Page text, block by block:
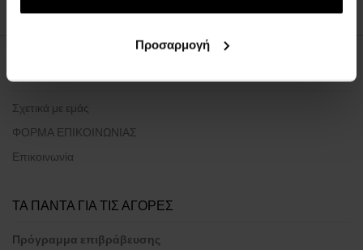
Προσαρμογή
Σχετικά με εμάς
ΦΟΡΜΑ ΕΠΙΚΟΙΝΩΝΙΑΣ
Επικοινωνία
ΤΑ ΠΑΝΤΑ ΓΙΑ ΤΙΣ ΑΓΟΡΕΣ
Πρόγραμμα επιβράβευσης